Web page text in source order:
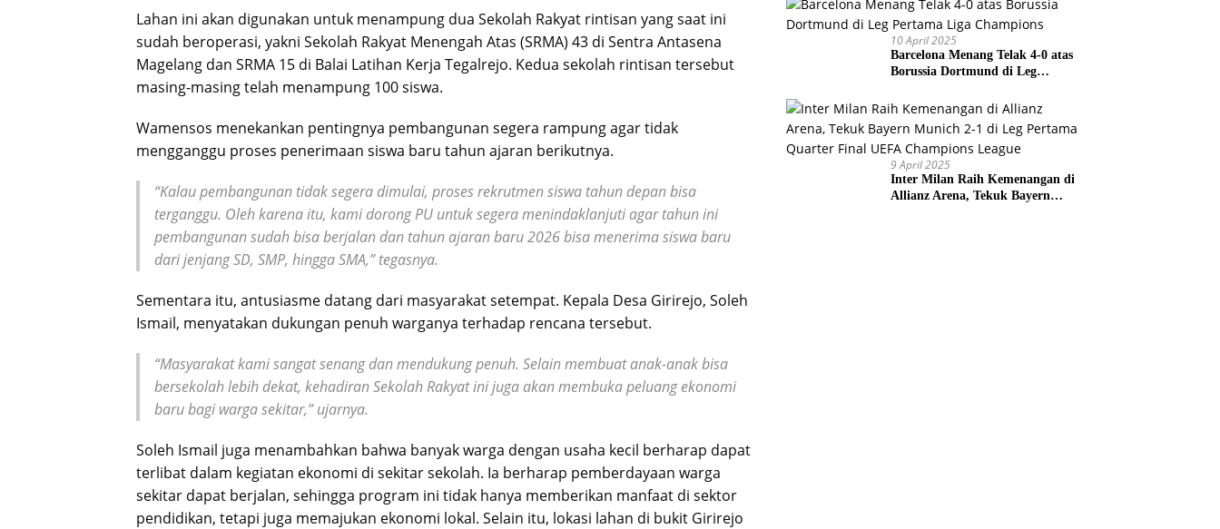
Lahan ini akan digunakan untuk menampung dua Sekolah Rakyat rintisan yang saat ini
sudah beroperasi, yakni Sekolah Rakyat Menengah Atas (SRMA) 43 di Sentra Antasena
Magelang dan SRMA 15 di Balai Latihan Kerja Tegalrejo. Kedua sekolah rintisan tersebut
masing-masing telah menampung 100 siswa.
Wamensos menekankan pentingnya pembangunan segera rampung agar tidak
mengganggu proses penerimaan siswa baru tahun ajaran berikutnya.
“Kalau pembangunan tidak segera dimulai, proses rekrutmen siswa tahun depan bisa
terganggu. Oleh karena itu, kami dorong PU untuk segera menindaklanjuti agar tahun ini
pembangunan sudah bisa berjalan dan tahun ajaran baru 2026 bisa menerima siswa baru
dari jenjang SD, SMP, hingga SMA,” tegasnya.
Sementara itu, antusiasme datang dari masyarakat setempat. Kepala Desa Girirejo, Soleh
Ismail, menyatakan dukungan penuh warganya terhadap rencana tersebut.
“Masyarakat kami sangat senang dan mendukung penuh. Selain membuat anak-anak bisa
bersekolah lebih dekat, kehadiran Sekolah Rakyat ini juga akan membuka peluang ekonomi
baru bagi warga sekitar,” ujarnya.
Soleh Ismail juga menambahkan bahwa banyak warga dengan usaha kecil berharap dapat
terlibat dalam kegiatan ekonomi di sekitar sekolah. Ia berharap pemberdayaan warga
sekitar dapat berjalan, sehingga program ini tidak hanya memberikan manfaat di sektor
pendidikan, tetapi juga memajukan ekonomi lokal. Selain itu, lokasi lahan di bukit Girirejo
10 April 2025
Barcelona Menang Telak 4-0 atas
Borussia Dortmund di Leg
9 April 2025
Inter Milan Raih Kemenangan di
Allianz Arena, Tekuk Bayern